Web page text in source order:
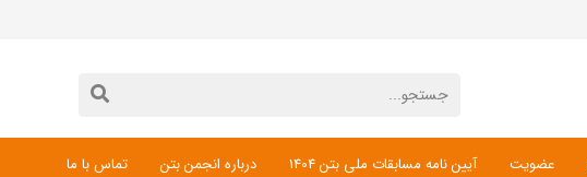
عضویت آیین نامه مسابقات ملی بتن 1404 درباره انجمن بتن تماس با ما